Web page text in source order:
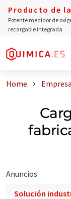
Producto de
Potente medidor de
recargable integrada
Home
Anuncios
Solución